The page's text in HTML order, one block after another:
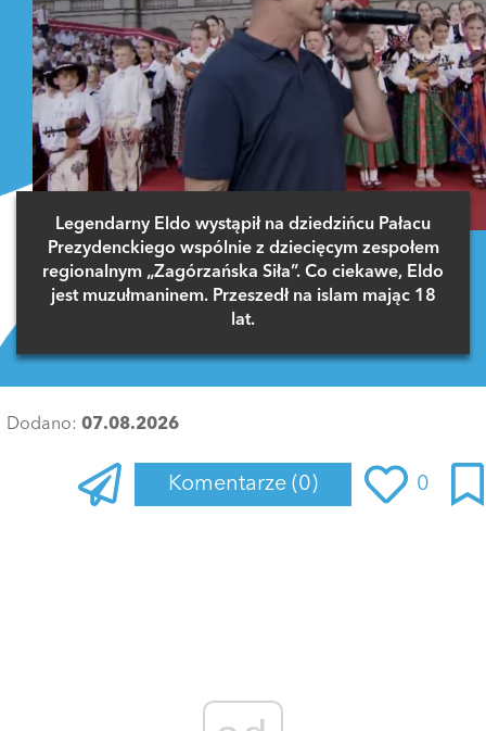
Legendarny Eldo wystąpił na dziedzińcu Pałacu
Prezydenckiego wspólnie z dziecięcym zespołem
regionalnym „Zagórzańska Siła”. Co ciekawe, Eldo
jest muzułmaninem. Przeszedł na islam mając 18
lat.
Dodano: 07.08.2026
Komentarze (0) 0